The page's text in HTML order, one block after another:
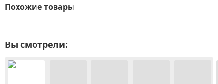
Похожие товары
Вы смотрели: